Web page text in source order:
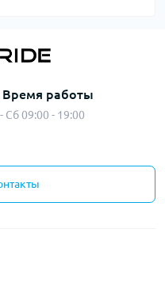
Время работы
Сб 09:00 - 19:00